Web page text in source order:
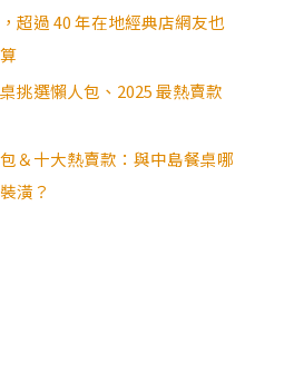
超過 40 年在地經典店網友也
挑選懶人包、2025 最熱賣款
＆十大熱賣款：與中島餐桌哪
潢？